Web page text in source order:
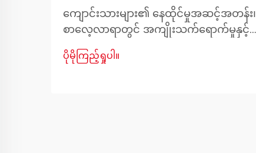
ကျောင်းသားများ၏ နေထိုင်မှုအဆင့်အတန်း၊
စာလေ့လာရာတွင် အကျိုးသက်ရောက်မှုနှင့်
နိုင်သောကြောင့် မူလတန်းအိပ်ရာကို
ပိုမိုကြည့်ရှုပါ။